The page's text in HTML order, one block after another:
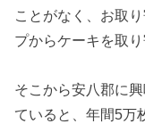
ことがなく、お取
プからケーキを取
そこから安八郡に
ていると、年間5万